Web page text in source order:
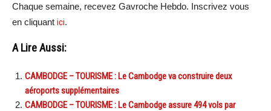
Chaque semaine, recevez Gavroche Hebdo. Inscrivez vous
en cliquant ici.
A Lire Aussi:
CAMBODGE – TOURISME : Le Cambodge va construire deux
aéroports supplémentaires
CAMBODGE – TOURISME : Le Cambodge assure 494 vols par